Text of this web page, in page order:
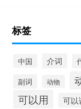
标签
中国 介词
副词
动物
可以用 可以